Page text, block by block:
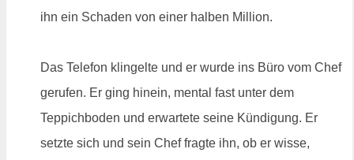
ihn ein Schaden von einer halben Million.
Das Telefon klingelte und er wurde ins Büro vom Chef
gerufen. Er ging hinein, mental fast unter dem
Teppichboden und erwartete seine Kündigung. Er
setzte sich und sein Chef fragte ihn, ob er wisse,